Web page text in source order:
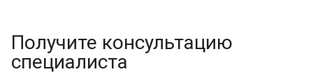
Получите консультацию
специалиста